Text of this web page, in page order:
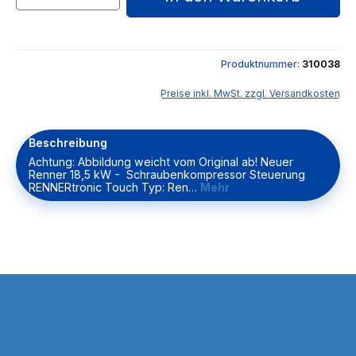
Produktnummer: 310038
Preise inkl. MwSt. zzgl. Versandkosten
Beschreibung
Achtung: Abbildung weicht vom Original ab! Neuer
Renner 18,5 kW - Schraubenkompressor Steuerung
RENNERtronic Touch Typ: Ren… Mehr